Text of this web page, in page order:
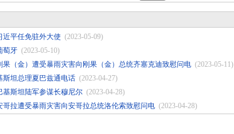
近平任免驻外大使 (2023-05-09)
萄牙 (2023-05-10)
果（金）遭受暴雨灾害向刚果（金）总统齐塞克迪致慰问电 (2023-05-11)
斯坦总理夏巴兹通电话 (2023-04-27)
基斯坦陆军参谋长穆尼尔 (2023-04-28)
哥拉遭受暴雨灾害向安哥拉总统洛伦索致慰问电 (2023-04-28)